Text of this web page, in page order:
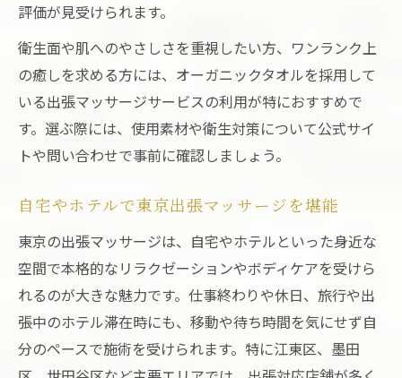
用術
予約しやすいサービスの選び方を徹底解説
東京出張マッサージをスムーズ予約するコ
ツ
便利な出張マッサージアプリ活用術と注意
点
東京出張マッサージの予約方法と流れを解
予約時に押さえたいオーガニックタオルの
魅力
出張マッサージ料金とサービス内容の比較
ポイント
評価が見受けられます。
衛生面や肌へのやさしさを重視したい方、ワンランク上
の癒しを求める方には、オーガニックタオルを採用して
いる出張マッサージサービスの利用が特におすすめで
す。選ぶ際には、使用素材や衛生対策について公式サイ
トや問い合わせで事前に確認しましょう。
自宅やホテルで東京出張マッサージを堪能
東京の出張マッサージは、自宅やホテルといった身近な
空間で本格的なリラクゼーションやボディケアを受けら
れるのが大きな魅力です。仕事終わりや休日、旅行や出
張中のホテル滞在時にも、移動や待ち時間を気にせず自
分のペースで施術を受けられます。特に江東区、墨田